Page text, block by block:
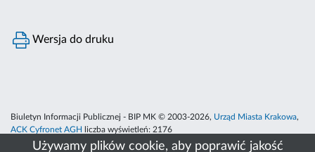
Używamy plików cookie, aby poprawić jakość
Wersja do druku
Biuletyn Informacji Publicznej - BIP MK © 2003-2026, Urząd Miasta Krakowa,
ACK Cyfronet AGH
liczba wyświetleń: 2176